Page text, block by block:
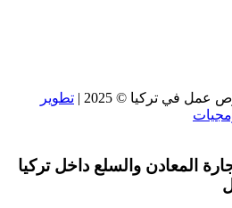
في تركيا © 2025 |
تطوير
المعادن والسلع داخل تركيا